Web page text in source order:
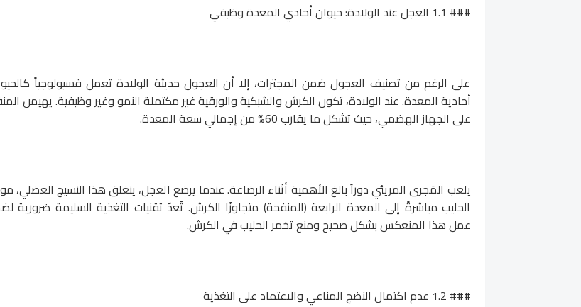
### 1.1 العجل عند الولادة: حيوان أحادي المعدة وظيفي
على الرغم من تصنيف العجول ضمن المجترات، إلا أن العجول حديثة الولادة تعمل فسيولوجياً
أحادية المعدة. عند الولادة، تكون الكرش والشبكية والورقية غير مكتملة النمو وغير وظيفية. يهيمن
على الجهاز الهضمي، حيث تشكل ما يقارب 60% من إجمالي سعة المعدة.
يلعب المَجرى المريئي دوراً بالغ الأهمية أثناء الرضاعة. عندما يرضع العجل، ينغلق هذا النسيج العضلي،
الحليب مباشرةً إلى المعدة الرابعة (المنفحة) متجاوزًا الكرش. تُعدّ تقنيات التغذية السليمة ضرورية
عمل هذا المنعكس بشكل صحيح ومنع تخمر الحليب في الكرش.
### 1.2 عدم اكتمال النضج المناعي والاعتماد على التغذية